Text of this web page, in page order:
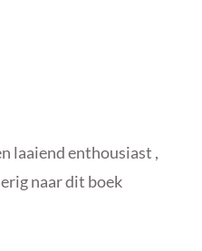
laaiend enthousiast ,
naar dit boek